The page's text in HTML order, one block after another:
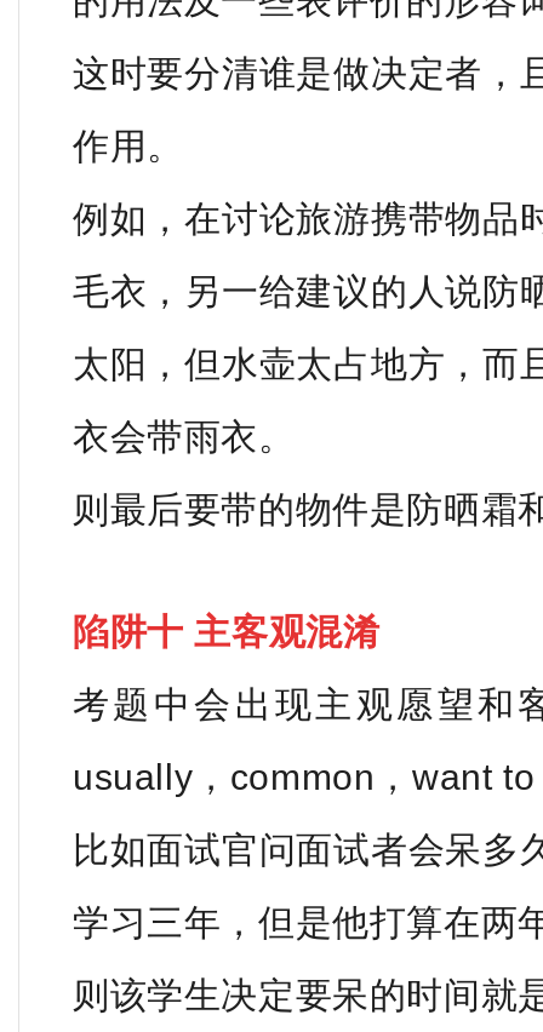
这时要分清谁是做决定者，
作用。
例如，在讨论旅游携带物品
毛衣，另一给建议的人说防
太阳，但水壶太占地方，而
衣会带雨衣。
则最后要带的物件是防晒霜
陷阱十 主客观混淆
考题中会出现主观愿望和
usually，common，want
比如面试官问面试者会呆多
学习三年，但是他打算在两
则该学生决定要呆的时间就